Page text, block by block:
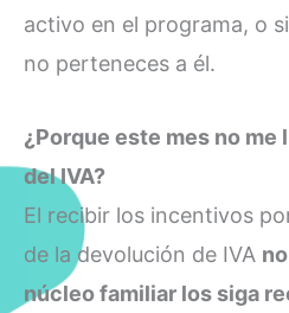
activo en el programa, o
no perteneces a él.
¿Porque este mes no
del IVA?
El recibir los incentivos
de la devolución de IVA
núcleo familiar los siga